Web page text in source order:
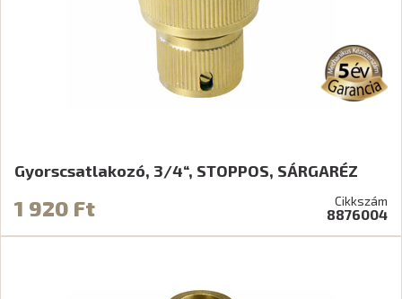
Gyorscsatlakozó, 3/4“, STOPPOS, SÁRGARÉZ
1 920 Ft Cikkszám
8876004